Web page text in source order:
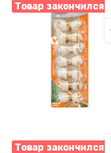
Товар закончился
Товар закончился